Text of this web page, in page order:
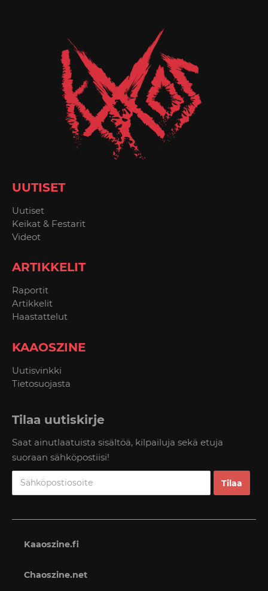
UUTISET
Uutiset
Keikat & Festarit
Videot
ARTIKKELIT
Raportit
Artikkelit
Haastattelut
KAAOSZINE
Uutisvinkki
Tietosuojasta
Tilaa uutiskirje
Saat ainutlaatuista sisältöä, kilpailuja sekä etuja
suoraan sähköpostiisi!
Kaaoszine.fi
Chaoszine.net